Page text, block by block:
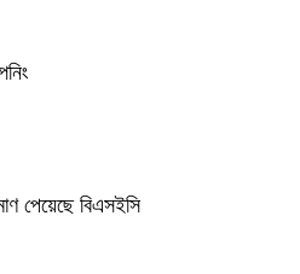
পেয়েছে বিএসইসি